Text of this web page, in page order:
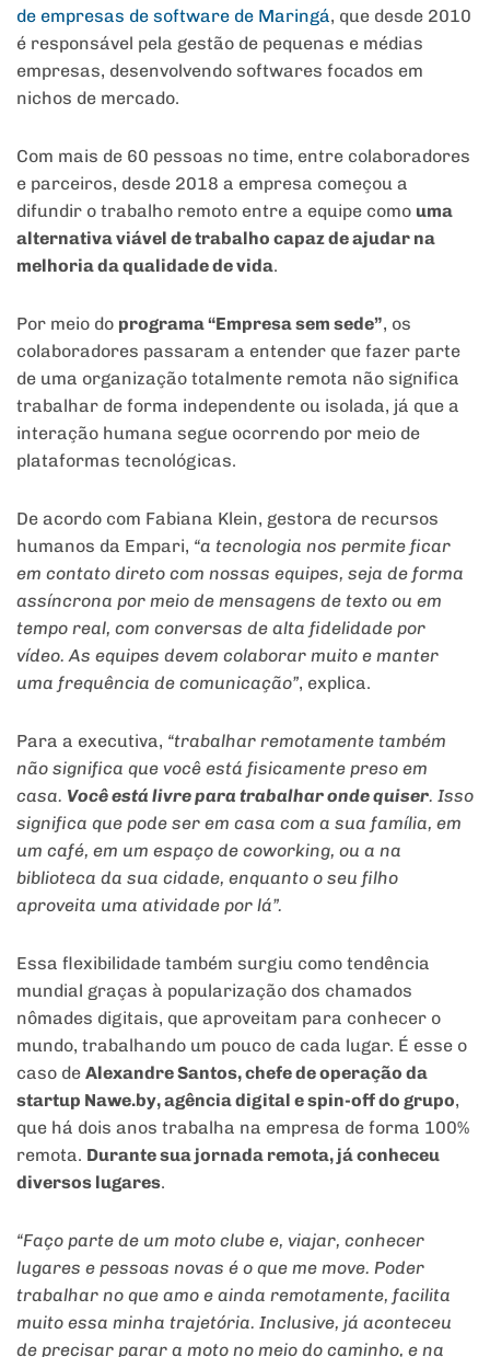
de empresas de software de Maringá, que desde 2010
é responsável pela gestão de pequenas e médias
empresas, desenvolvendo softwares focados em
nichos de mercado.
Com mais de 60 pessoas no time, entre colaboradores
e parceiros, desde 2018 a empresa começou a
difundir o trabalho remoto entre a equipe como uma
alternativa viável de trabalho capaz de ajudar na
melhoria da qualidade de vida.
Por meio do programa “Empresa sem sede”, os
colaboradores passaram a entender que fazer parte
de uma organização totalmente remota não significa
trabalhar de forma independente ou isolada, já que a
interação humana segue ocorrendo por meio de
plataformas tecnológicas.
De acordo com Fabiana Klein, gestora de recursos
humanos da Empari, “a tecnologia nos permite ficar
em contato direto com nossas equipes, seja de forma
assíncrona por meio de mensagens de texto ou em
tempo real, com conversas de alta fidelidade por
vídeo. As equipes devem colaborar muito e manter
uma frequência de comunicação”, explica.
Para a executiva, “trabalhar remotamente também
não significa que você está fisicamente preso em
casa. Você está livre para trabalhar onde quiser. Isso
significa que pode ser em casa com a sua família, em
um café, em um espaço de coworking, ou a na
biblioteca da sua cidade, enquanto o seu filho
aproveita uma atividade por lá”.
Essa flexibilidade também surgiu como tendência
mundial graças à popularização dos chamados
nômades digitais, que aproveitam para conhecer o
mundo, trabalhando um pouco de cada lugar. É esse o
caso de Alexandre Santos, chefe de operação da
startup Nawe.by, agência digital e spin-off do grupo,
que há dois anos trabalha na empresa de forma 100%
remota. Durante sua jornada remota, já conheceu
diversos lugares.
“Faço parte de um moto clube e, viajar, conhecer
lugares e pessoas novas é o que me move. Poder
trabalhar no que amo e ainda remotamente, facilita
muito essa minha trajetória. Inclusive, já aconteceu
de precisar parar a moto no meio do caminho, e na